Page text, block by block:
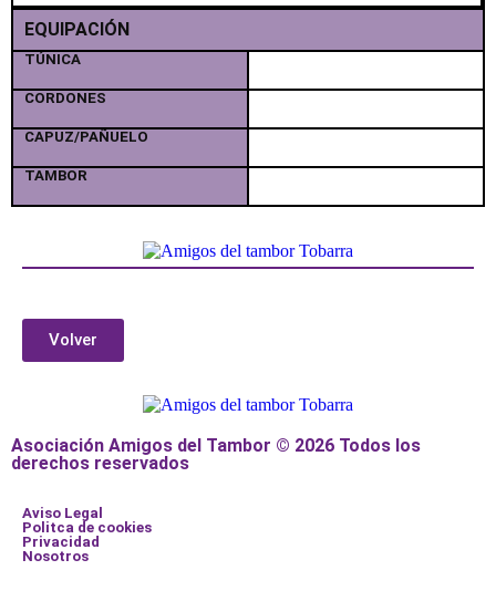
EQUIPACIÓN
TÚNICA
CORDONES
CAPUZ/PAÑUELO
TAMBOR
Volver
Asociación Amigos del Tambor © 2026 Todos los
derechos reservados
Aviso Legal
Politca de cookies
Privacidad
Nosotros